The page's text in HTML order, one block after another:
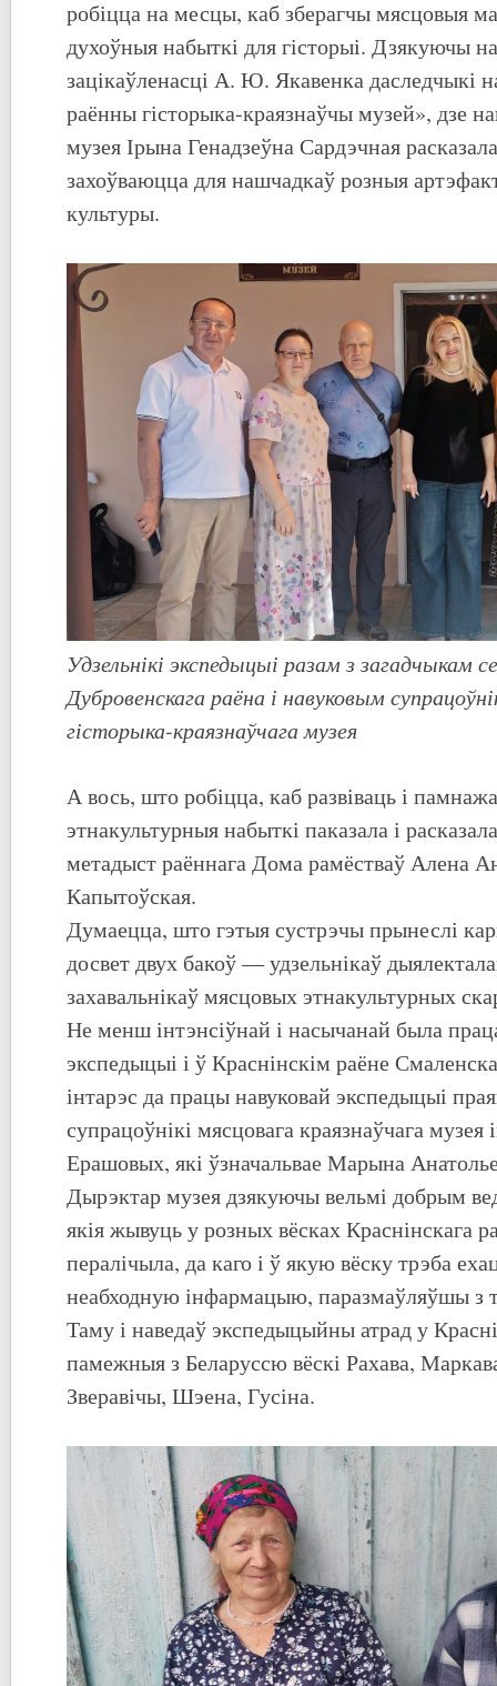
робіцца на месцы, каб зберагчы мясцовыя
духоўныя набыткі для гісторыі. Дзякуючы
зацікаўленасці А. Ю. Якавенка даследчыкі
раённы гісторыка-краязнаўчы музей», дзе
музея Ірына Генадзеўна Сардэчная
захоўваюцца для нашчадкаў розныя
культуры.
Удзельнікі экспедыцыі разам з загадчыкам
Дубровенскага раёна і навуковым
гісторыка-краязнаўчага музея
А вось, што робіцца, каб развіваць і
этнакультурныя набыткі паказала і
метадыст раённага Дома рамёстваў Алена
Капытоўская.
Думаецца, што гэтыя сустрэчы прынеслі
досвет двух бакоў — удзельнікаў
захавальнікаў мясцовых этнакультурных
Не менш інтэнсіўнай і насычанай была
экспедыцыі і ў Краснінскім раёне
інтарэс да працы навуковай экспедыцыі
супрацоўнікі мясцовага краязнаўчага
Ерашовых, які ўзначальвае Марына
Дырэктар музея дзякуючы вельмі добрым
якія жывуць у розных вёсках Краснінскага
пералічыла, да каго і ў якую вёску трэба
неабходную інфармацыю, паразмаўляўшы з
Таму і наведаў экспедыцыйны атрад у
памежныя з Беларуссю вёскі Рахава,
Зверавічы, Шэена, Гусіна.